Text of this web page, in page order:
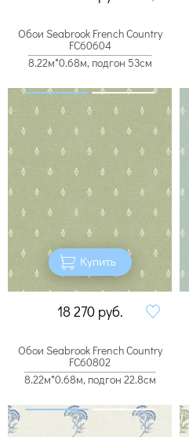
Обои Seabrook French Country
FC60604
8.22м*0.68м, подгон 53см
Купить
18 270 руб.
Обои Seabrook French Country
FC60802
8.22м*0.68м, подгон 22.8см